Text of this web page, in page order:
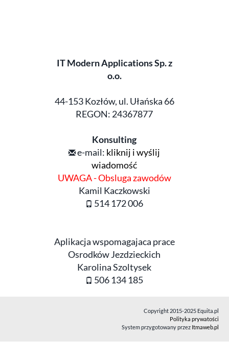
IT Modern Applications Sp. z
o.o.
44-153 Kozłów, ul. Ułańska 66
REGON: 24367877
Konsulting
e-mail: kliknij i wyślij
wiadomość
UWAGA - Obsluga zawodów
Kamil Kaczkowski
514 172 006
Aplikacja wspomagajaca prace
Osrodków Jezdzieckich
Karolina Szoltysek
506 134 185
Copyright 2015-2025 Equita.pl
Polityka prywatości
System przygotowany przez Itmaweb.pl